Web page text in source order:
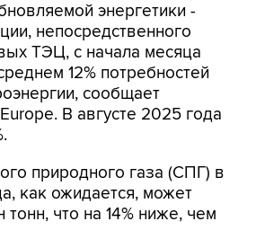
энергетики -
непосредственного
ТЭЦ, с начала месяца
12% потребностей
сообщает
В августе 2025 года
природного газа (СПГ) в
как ожидается, может
тонн, что на 14% ниже, чем